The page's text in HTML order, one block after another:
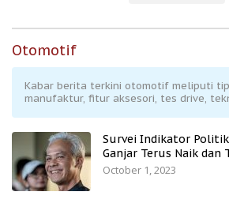
Otomotif
Kabar berita terkini otomotif meliputi
manufaktur, fitur aksesori, tes drive,
Survei Indikator
Ganjar Terus Naik dan
October 1, 2023